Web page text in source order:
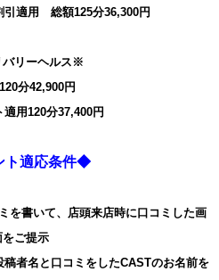
適用 総額125分36,300円
リーヘルス※
分42,900円
用120分37,400円
ト適応条件◆
を書いて、店頭来店時に口コミした画
をご提示
者名と口コミをしたCASTのお名前を